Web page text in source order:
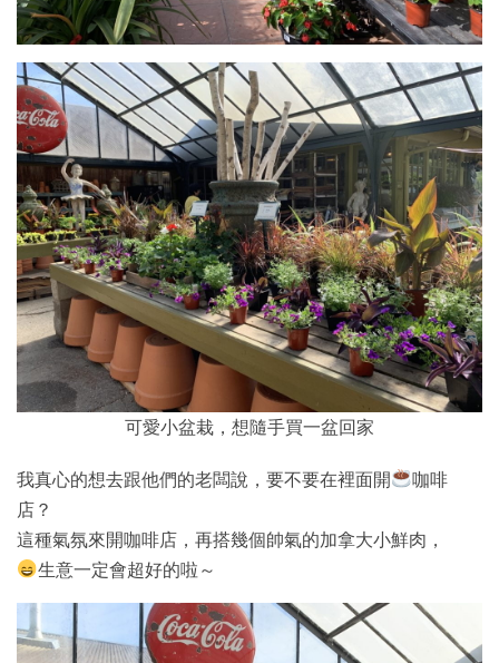
可愛小盆栽，想隨手買一盆回家
我真心的想去跟他們的老闆說，要不要在裡面開
咖啡
店？
這種氣氛來開咖啡店，再搭幾個帥氣的加拿大小鮮肉，
生意一定會超好的啦～